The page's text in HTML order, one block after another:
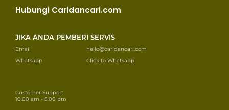
Hubungi Caridancari.com
JIKA ANDA PEMBERI SERVIS
Email
hello@caridancari.com
Whatsapp
Click to Whatsapp
Customer Support
10.00 am - 5.00 pm